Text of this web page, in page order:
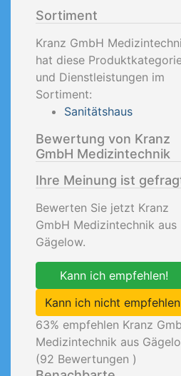
Sortiment
Kranz GmbH
hat diese
und Dienstleistungen im
Sortiment:
Sanitätshaus
Bewertung von Kranz
GmbH Medizintechnik
Ihre Meinung ist
Bewerten Sie jetzt Kranz
GmbH Medizintechnik aus
Gägelow.
Kann ich empfehlen!
Kann ich nicht
63% empfehlen Kranz
Medizintechnik aus
(92 Bewertungen )